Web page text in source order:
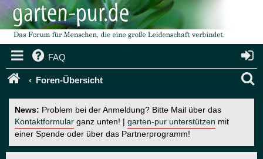
FAQ
Foren-Übersicht
News: Problem bei der Anmeldung? Bitte Mail über das
Kontaktformular ganz unten! | garten-pur unterstützen mit
einer Spende oder über das Partnerprogramm!